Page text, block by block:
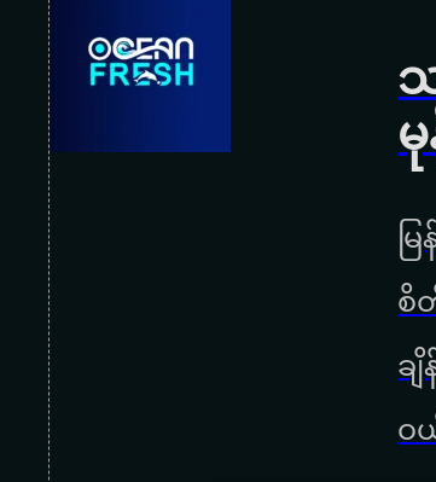
မ
စိ
ခ
ဝ